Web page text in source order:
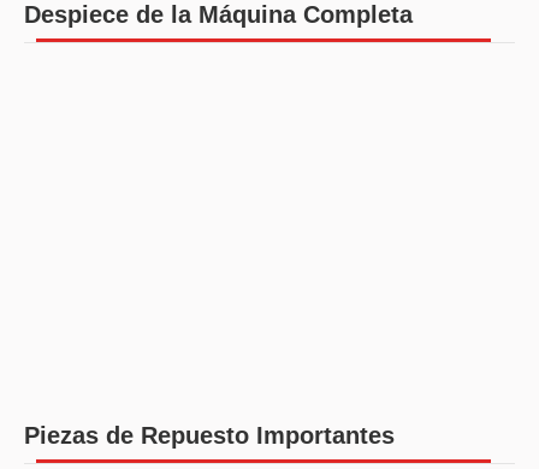
Despiece de la Máquina Completa
Piezas de Repuesto Importantes